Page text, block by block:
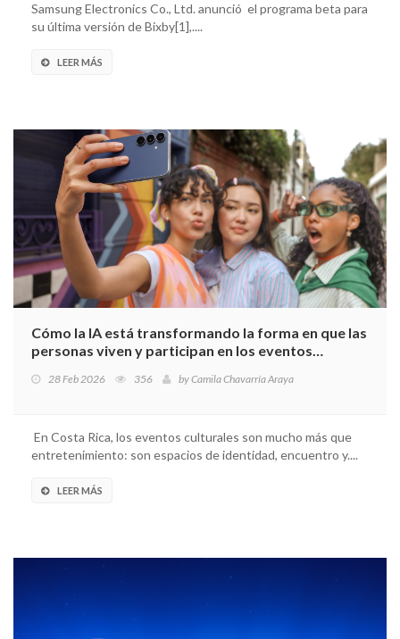
Samsung Electronics Co., Ltd. anunció el programa beta para
su última versión de Bixby[1],....
LEER MÁS
Cómo la IA está transformando la forma en que las
personas viven y participan en los eventos
28 Feb 2026 356 byCamila Chavarría Araya
En Costa Rica, los eventos culturales son mucho más que
entretenimiento: son espacios de identidad, encuentro y....
LEER MÁS